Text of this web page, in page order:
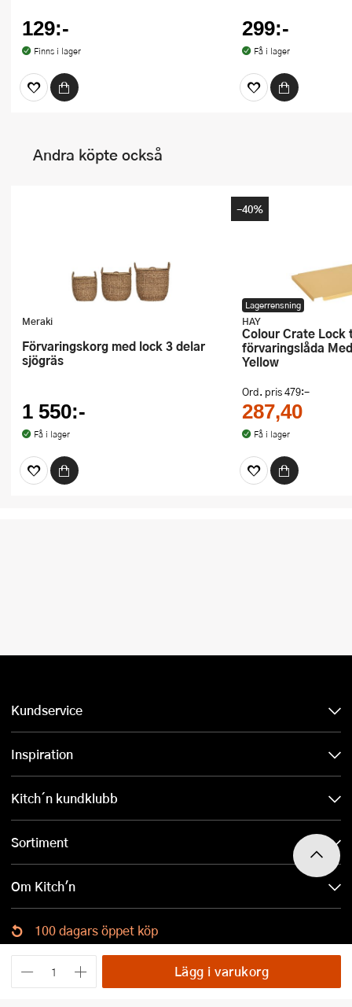
Lägg i varukorg
129:-
Finns i lager
299:-
Få i lager
Andra köpte också
Meraki
Förvaringskorg med lock 3 delar
sjögräs
1 550:-
Få i lager
Lagerrensning
HAY
Colour Crate Lock till
förvaringslåda
Yellow
Ord. pris479:-
287,40
Få i lager
-40%
Kundservice
Inspiration
Kitch´n kundklubb
Sortiment
Om Kitch'n
100 dagars öppet köp
Ladda ned Kitch´n-appen